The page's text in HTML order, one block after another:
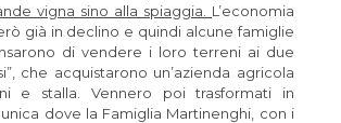
vigna sino alla spiaggia. L’economia
già in declino e quindi alcune famiglie
di vendere i loro terreni ai due
che acquistarono un’azienda agricola
e stalla. Vennero poi trasformati in
unica dove la Famiglia Martinenghi, con i